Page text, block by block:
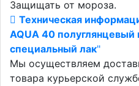
Защищать от мороза.
Техническая
AQUA 40
специальный лак"
Мы осуществляем
товара курьерской